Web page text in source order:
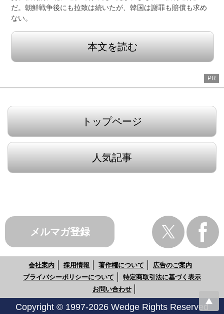
だ。朝鮮戦争後にも拉致は続いたが、韓国は謝罪も賠償も求め
ない。
本文を読む
PR
トップページ
人気記事
メルマガ登録
会社案内 採用情報 著作権について
広告のご案内
プライバシーポリシーについて
特定商取引法に基づく表示
お問い合わせ
Copyright © 1997-2026 Wedge Rights Reserved